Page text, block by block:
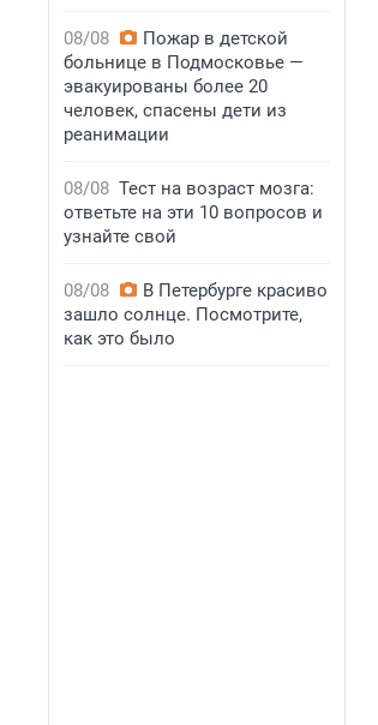
08/08
Пожар в детской
больнице в Подмосковье —
эвакуированы более 20
человек, спасены дети из
реанимации
08/08 Тест на возраст мозга:
ответьте на эти 10 вопросов и
узнайте свой
08/08
В Петербурге красиво
зашло солнце. Посмотрите,
как это было